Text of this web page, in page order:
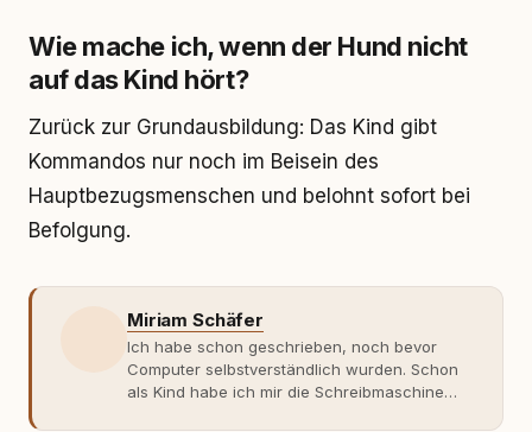
Wie mache ich, wenn der Hund nicht
auf das Kind hört?
Zurück zur Grundausbildung: Das Kind gibt
Kommandos nur noch im Beisein des
Hauptbezugsmenschen und belohnt sofort bei
Befolgung.
Miriam Schäfer
Ich habe schon geschrieben, noch bevor
Computer selbstverständlich wurden. Schon
als Kind habe ich mir die Schreibmaschine